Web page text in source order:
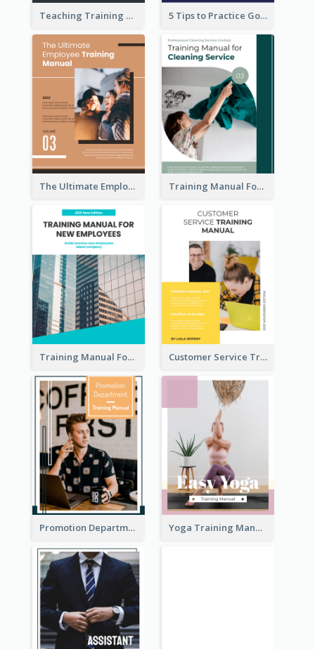
Teaching Training Manual 5 Tips to Practice Good Public Hygiene
The Ultimate Employee Training Manual Training Manual For Cleaning Service
Training Manual For New Employee Customer Service Training Manual
Promotion Department Training Manual Yoga Training Manual